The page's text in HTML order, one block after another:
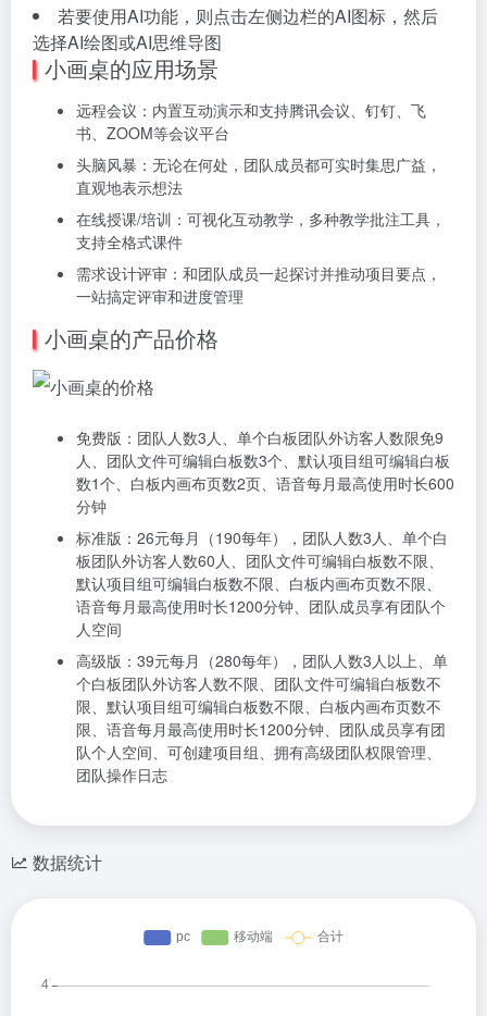
若要使用AI功能，则点击左侧边栏的AI图标，然后
选择AI绘图或AI思维导图
小画桌的应用场景
远程会议：内置互动演示和支持腾讯会议、钉钉、飞
书、ZOOM等会议平台
头脑风暴：无论在何处，团队成员都可实时集思广益，
直观地表示想法
在线授课/培训：可视化互动教学，多种教学批注工具，
支持全格式课件
需求设计评审：和团队成员一起探讨并推动项目要点，
一站搞定评审和进度管理
小画桌的产品价格
免费版：团队人数3人、单个白板团队外访客人数限免9
人、团队文件可编辑白板数3个、默认项目组可编辑白板
数1个、白板内画布页数2页、语音每月最高使用时长600
分钟
标准版：26元每月（190每年），团队人数3人、单个白
板团队外访客人数60人、团队文件可编辑白板数不限、
默认项目组可编辑白板数不限、白板内画布页数不限、
语音每月最高使用时长1200分钟、团队成员享有团队个
人空间
高级版：39元每月（280每年），团队人数3人以上、单
个白板团队外访客人数不限、团队文件可编辑白板数不
限、默认项目组可编辑白板数不限、白板内画布页数不
限、语音每月最高使用时长1200分钟、团队成员享有团
队个人空间、可创建项目组、拥有高级团队权限管理、
团队操作日志
数据统计